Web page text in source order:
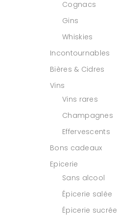
Cognacs
Gins
Whiskies
Incontournables
Bières & Cidres
Vins
Vins rares
Champagnes
Effervescents
Bons cadeaux
Epicerie
Sans alcool
Épicerie salée
Épicerie sucrée